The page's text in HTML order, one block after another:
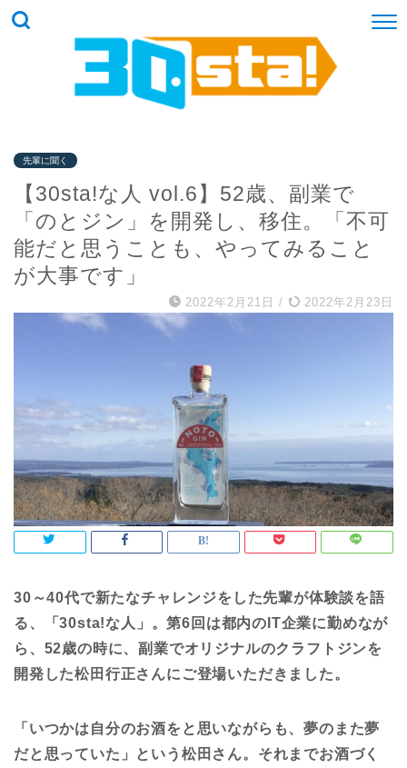
先輩に聞く
【30sta!な人 vol.6】52歳、副業で
「のとジン」を開発し、移住。「不可
能だと思うことも、やってみること
が大事です」
2022年2月21日 / 2022年2月23日
30～40代で新たなチャレンジをした先輩が体験談を語
る、「30sta!な人」。第6回は都内のIT企業に勤めなが
ら、52歳の時に、副業でオリジナルのクラフトジンを
開発した松田行正さんにご登場いただきました。
「いつかは自分のお酒をと思いながらも、夢のまた夢
だと思っていた」という松田さん。それまでお酒づく